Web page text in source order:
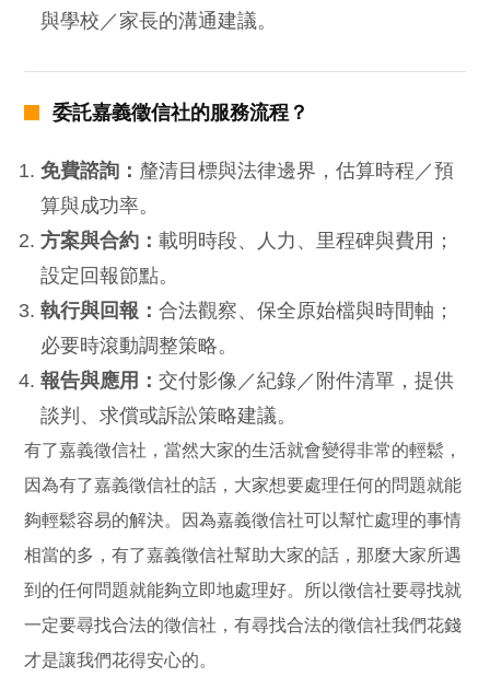
與學校／家長的溝通建議。
委託嘉義徵信社的服務流程？
免費諮詢： 釐清目標與法律邊界，估算時程／預
算與成功率。
方案與合約：載明時段、人力、里程碑與費用；
設定回報節點。
執行與回報：合法觀察、保全原始檔與時間軸；
必要時滾動調整策略。
報告與應用：交付影像／紀錄／附件清單，提供
談判、求償或訴訟策略建議。
有了嘉義徵信社，當然大家的生活就會變得非常的輕鬆，
因為有了嘉義徵信社的話，大家想要處理任何的問題就能
夠輕鬆容易的解決。因為嘉義徵信社可以幫忙處理的事情
相當的多，有了嘉義徵信社幫助大家的話，那麼大家所遇
到的任何問題就能夠立即地處理好。所以徵信社要尋找就
一定要尋找合法的徵信社，有尋找合法的徵信社我們花錢
才是讓我們花得安心的。